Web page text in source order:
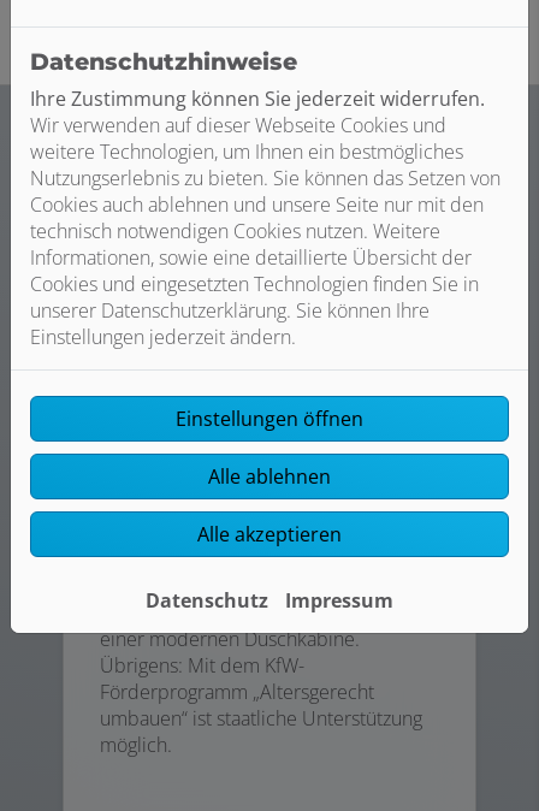
Schön praktisch:
Bodenebene Dusche
Gönnen Sie sich mehr
Bewegungsfreiheit durch eine
bodenebene Dusche in Verbindung mit
einer modernen Duschkabine.
Übrigens: Mit dem KfW-
Förderprogramm „Altersgerecht
umbauen“ ist staatliche Unterstützung
möglich.
Datenschutzhinweise
Ihre Zustimmung können Sie jederzeit widerrufen.
Wir verwenden auf dieser Webseite Cookies und
weitere Technologien, um Ihnen ein bestmögliches
Nutzungserlebnis zu bieten. Sie können das Setzen von
Cookies auch ablehnen und unsere Seite nur mit den
technisch notwendigen Cookies nutzen. Weitere
Informationen, sowie eine detaillierte Übersicht der
Cookies und eingesetzten Technologien finden Sie in
unserer Datenschutzerklärung. Sie können Ihre
Einstellungen jederzeit ändern.
Einstellungen öffnen
Alle ablehnen
Alle akzeptieren
Datenschutz Impressum